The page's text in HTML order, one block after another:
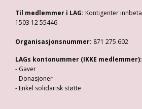
Til medlemmer i LAG: Kontigenter
1503 12 55446
Organisasjonsnummer: 871 275 602
LAGs kontonummer (IKKE medlemmer):
- Gaver
- Donasjoner
- Enkel solidarisk støtte